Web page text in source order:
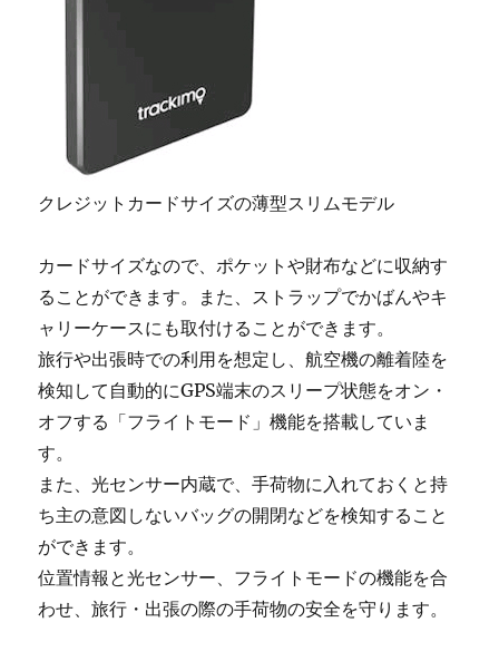
クレジットカードサイズの薄型スリムモデル
カードサイズなので、ポケットや財布などに収納す
ることができます。また、ストラップでかばんやキ
ャリーケースにも取付けることができます。
旅行や出張時での利用を想定し、航空機の離着陸を
検知して自動的にGPS端末のスリープ状態をオン・
オフする「フライトモード」機能を搭載していま
す。
また、光センサー内蔵で、手荷物に入れておくと持
ち主の意図しないバッグの開閉などを検知すること
ができます。
位置情報と光センサー、フライトモードの機能を合
わせ、旅行・出張の際の手荷物の安全を守ります。